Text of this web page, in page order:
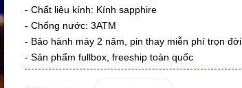
- Chất liệu kính: Kính sapphire
- Chống nước: 3ATM
- Bảo hành máy 2 năm, pin thay miễn phí trọn đời
- Sản phẩm fullbox, freeship toàn quốc